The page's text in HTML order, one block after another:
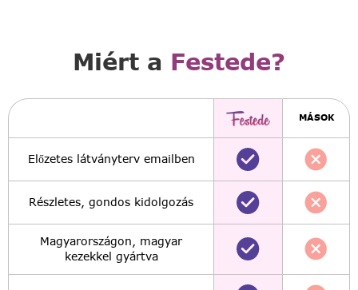
Miért a Festede?
MÁSOK
Előzetes látványterv emailben
Részletes, gondos kidolgozás
Magyarországon, magyar
kezekkel gyártva